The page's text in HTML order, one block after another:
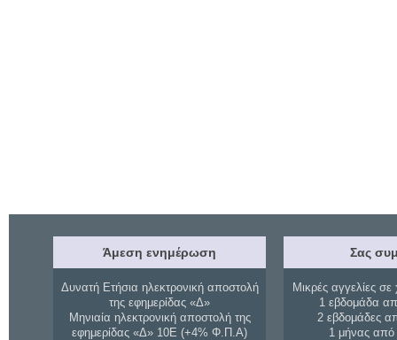
Άμεση ενημέρωση
Δυνατή Ετήσια ηλεκτρονική αποστολή
της εφημερίδας «Δ»
Μηνιαία ηλεκτρονική αποστολή της
εφημερίδας «Δ» 10Ε (+4% Φ.Π.Α)
Σας
Μικρές αγγελίες σε
1 εβδομάδα
2 εβδομάδες
1 μήνας